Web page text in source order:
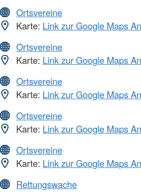
Ortsvereine
Karte: Link zur Google Maps
Ortsvereine
Karte: Link zur Google Maps
Ortsvereine
Karte: Link zur Google Maps
Ortsvereine
Karte: Link zur Google Maps
Ortsvereine
Karte: Link zur Google Maps
Rettungswache